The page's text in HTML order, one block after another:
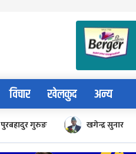
विचार खेलकुद अन्य
पुरबहादुर गुरुङ खगेन्द्र सुनार